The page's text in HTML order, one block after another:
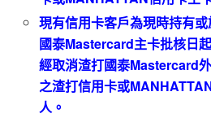
現有信用卡客戶為現時持有
國泰Mastercard主卡批核日
經取消渣打國泰Mastercard
之渣打信用卡或
人。